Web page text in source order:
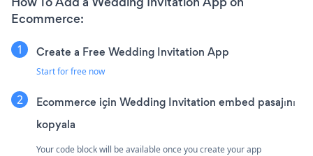
Ecommerce:
Create a Free Wedding Invitation App
Start for free now
Ecommerce için Wedding Invitation embed pasajını
kopyala
Your code block will be available once you create your app